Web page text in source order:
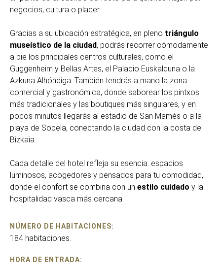
negocios, cultura o placer.
Gracias a su ubicación estratégica, en pleno triángulo
museístico de la ciudad, podrás recorrer cómodamente
a pie los principales centros culturales, como el
Guggenheim y Bellas Artes, el Palacio Euskalduna o la
Azkuna Alhóndiga. También tendrás a mano la zona
comercial y gastronómica, donde saborear los pintxos
más tradicionales y las boutiques más singulares, y en
pocos minutos llegarás al estadio de San Mamés o a la
playa de Sopela, conectando la ciudad con la costa de
Bizkaia.
Cada detalle del hotel refleja su esencia: espacios
luminosos, acogedores y pensados para tu comodidad,
donde el confort se combina con un estilo cuidado y la
hospitalidad vasca más cercana.
NÚMERO DE HABITACIONES:
184 habitaciones.
HORA DE ENTRADA: